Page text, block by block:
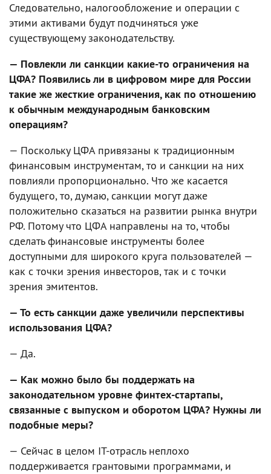
Следовательно, налогообложение и операции с
этими активами будут подчиняться уже
существующему законодательству.
— Повлекли ли санкции какие-то ограничения на
ЦФА? Появились ли в цифровом мире для России
такие же жесткие ограничения, как по отношению
к обычным международным банковским
операциям?
— Поскольку ЦФА привязаны к традиционным
финансовым инструментам, то и санкции на них
повлияли пропорционально. Что же касается
будущего, то, думаю, санкции могут даже
положительно сказаться на развитии рынка внутри
РФ. Потому что ЦФА направлены на то, чтобы
сделать финансовые инструменты более
доступными для широкого круга пользователей —
как с точки зрения инвесторов, так и с точки
зрения эмитентов.
— То есть санкции даже увеличили перспективы
использования ЦФА?
— Да.
— Как можно было бы поддержать на
законодательном уровне финтех-стартапы,
связанные с выпуском и оборотом ЦФА? Нужны ли
подобные меры?
— Сейчас в целом IT-отрасль неплохо
поддерживается грантовыми программами, и